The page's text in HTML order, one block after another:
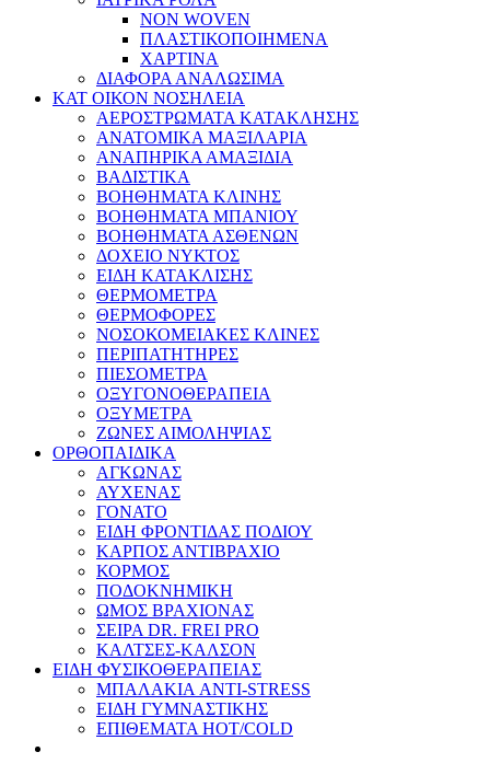
NON WOVEN
ΠΛΑΣΤΙΚΟΠΟΙΗΜΕΝΑ
ΧΑΡΤΙΝΑ
ΔΙΑΦΟΡΑ ΑΝΑΛΩΣΙΜΑ
ΚΑΤ ΟΙΚΟΝ ΝΟΣΗΛΕΙΑ
ΑΕΡΟΣΤΡΩΜΑΤΑ ΚΑΤΑΚΛΗΣΗΣ
ΑΝΑΤΟΜΙΚΑ ΜΑΞΙΛΑΡΙΑ
ΑΝΑΠΗΡΙΚΑ ΑΜΑΞΙΔΙΑ
ΒΑΔΙΣΤΙΚΑ
ΒΟΗΘΗΜΑΤΑ ΚΛΙΝΗΣ
ΒΟΗΘΗΜΑΤΑ ΜΠΑΝΙΟΥ
ΒΟΗΘΗΜΑΤΑ ΑΣΘΕΝΩΝ
ΔΟΧΕΙΟ ΝΥΚΤΟΣ
ΕΙΔΗ ΚΑΤΑΚΛΙΣΗΣ
ΘΕΡΜΟΜΕΤΡΑ
ΘΕΡΜΟΦΟΡΕΣ
ΝΟΣΟΚΟΜΕΙΑΚΕΣ ΚΛΙΝΕΣ
ΠΕΡΙΠΑΤΗΤΗΡΕΣ
ΠΙΕΣΟΜΕΤΡΑ
ΟΞΥΓΟΝΟΘΕΡΑΠΕΙΑ
ΟΞΥΜΕΤΡΑ
ΖΩΝΕΣ ΑΙΜΟΛΗΨΙΑΣ
ΟΡΘΟΠΑΙΔΙΚΑ
ΑΓΚΩΝΑΣ
ΑΥΧΕΝΑΣ
ΓΟΝΑΤΟ
ΕΙΔΗ ΦΡΟΝΤΙΔΑΣ ΠΟΔΙΟΥ
ΚΑΡΠΟΣ ΑΝΤΙΒΡΑΧΙΟ
ΚΟΡΜΟΣ
ΠΟΔΟΚΝΗΜΙΚΗ
ΩΜΟΣ ΒΡΑΧΙΟΝΑΣ
ΣΕΙΡΑ DR. FREI PRO
ΚΑΛΤΣΕΣ-ΚΑΛΣΟΝ
ΕΙΔΗ ΦΥΣΙΚΟΘΕΡΑΠΕΙΑΣ
ΜΠΑΛΑΚΙΑ ANTI-STRESS
ΕΙΔΗ ΓΥΜΝΑΣΤΙΚΗΣ
ΕΠΙΘΕΜΑΤΑ HOT/COLD